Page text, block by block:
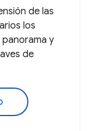
de las
los
y
de